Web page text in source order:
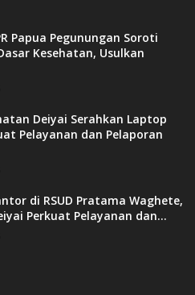
Papua Pegunungan Soroti
Kesehatan, Usulkan
Deiyai Serahkan Laptop
Pelayanan dan Pelaporan
di RSUD Pratama Waghete,
Perkuat Pelayanan dan...